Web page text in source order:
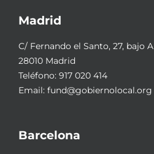
Madrid
C/ Fernando el Santo, 27, bajo A
28010 Madrid
Teléfono: 917 020 414
Email: fund@gobiernolocal.org
Barcelona